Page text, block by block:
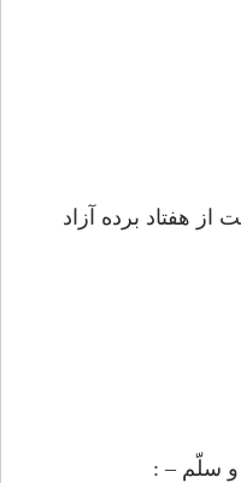
از هفتاد برده آزاد
و سلّم – :